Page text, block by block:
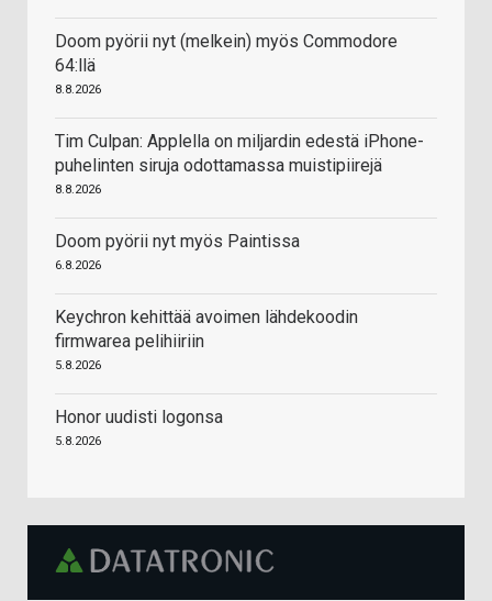
Doom pyörii nyt (melkein) myös Commodore
64:llä
8.8.2026
Tim Culpan: Applella on miljardin edestä iPhone-
puhelinten siruja odottamassa muistipiirejä
8.8.2026
Doom pyörii nyt myös Paintissa
6.8.2026
Keychron kehittää avoimen lähdekoodin
firmwarea pelihiiriin
5.8.2026
Honor uudisti logonsa
5.8.2026